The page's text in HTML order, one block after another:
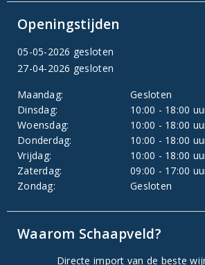
Openingstijden
05-05-2026 gesloten
27-04-2026 gesloten
Maandag:
Gesloten
Dinsdag:
10:00 - 18:00
Woensdag:
10:00 - 18:00
Donderdag:
10:00 - 18:00
Vrijdag:
10:00 - 18:00
Zaterdag:
09:00 - 17:00
Zondag:
Gesloten
Waarom Schaapveld?
Directe import van de beste